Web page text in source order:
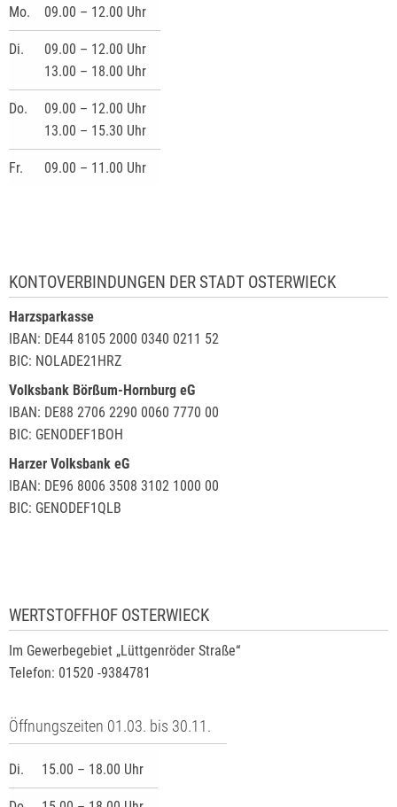
Mo. 09.00 – 12.00 Uhr
Di.
09.00 – 12.00 Uhr
13.00 – 18.00 Uhr
Do.
09.00 – 12.00 Uhr
13.00 – 15.30 Uhr
Fr. 09.00 – 11.00 Uhr
KONTOVERBINDUNGEN DER STADT OSTERWIECK
Harzsparkasse
IBAN: DE44 8105 2000 0340 0211 52
BIC: NOLADE21HRZ
Volksbank Börßum-Hornburg eG
IBAN: DE88 2706 2290 0060 7770 00
BIC: GENODEF1BOH
Harzer Volksbank eG
IBAN: DE96 8006 3508 3102 1000 00
BIC: GENODEF1QLB
WERTSTOFFHOF OSTERWIECK
Im Gewerbegebiet „Lüttgenröder Straße“
Telefon: 01520 -9384781
Öffnungszeiten 01.03. bis 30.11.
Di. 15.00 – 18.00 Uhr